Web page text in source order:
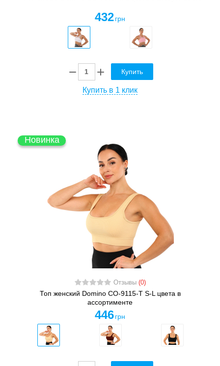
432 грн
Купить
Купить в 1 клик
Новинка
Отзывы (0)
Топ женский Domino CO-9115-T S-L цвета в
ассортименте
446 грн